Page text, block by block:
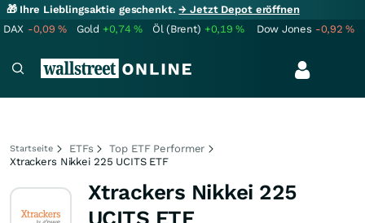
🎁 Ihre Lieblingsaktie geschenkt.→ Jetzt Depot eröffnen
DAX -0,09% Gold +0,74% Öl (Brent) +0,19% Dow Jones -0,92%
Startseite ETFs
Top ETF Performer
Xtrackers Nikkei 225 UCITS ETF
Xtrackers Nikkei 225
UCITS ETF